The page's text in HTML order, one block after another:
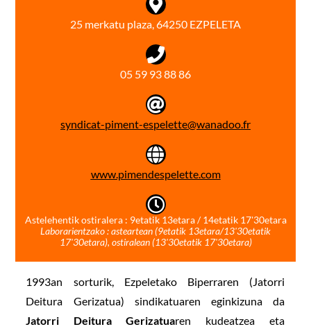
25 merkatu plaza, 64250 EZPELETA
05 59 93 88 86
syndicat-piment-espelette@wanadoo.fr
www.pimendespelette.com
Astelehentik ostiralera : 9etatik 13etara / 14etatik 17'30etara
Laborarientzako : asteartean (9etatik 13etara/13'30etatik
17'30etara), ostiralean (13'30etatik 17'30etara)
1993an sorturik, Ezpeletako Biperraren (Jatorri
Deitura Gerizatua) sindikatuaren eginkizuna da
Jatorri Deitura Gerizatuaren kudeatzea eta